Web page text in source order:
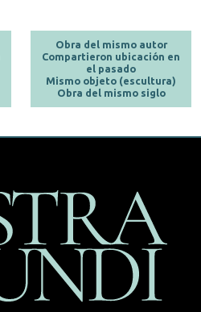
Obra del mismo autor
Compartieron ubicación en
el pasado
Mismo objeto (escultura)
Obra del mismo siglo